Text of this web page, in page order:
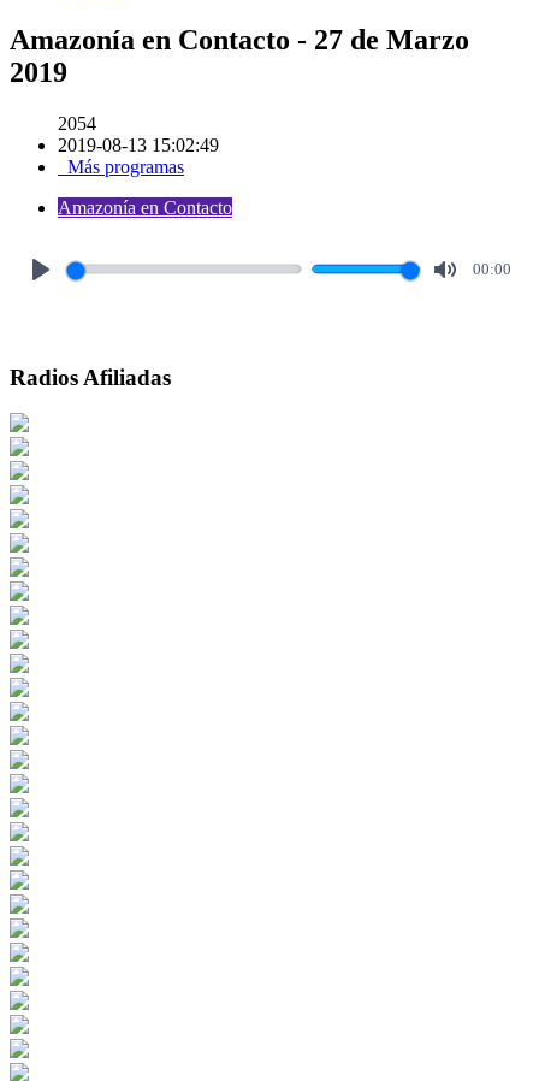
Amazonía en Contacto - 27 de Marzo
2019
2054
2019-08-13 15:02:49
Más programas
Amazonía en Contacto
00:00
Radios Afiliadas